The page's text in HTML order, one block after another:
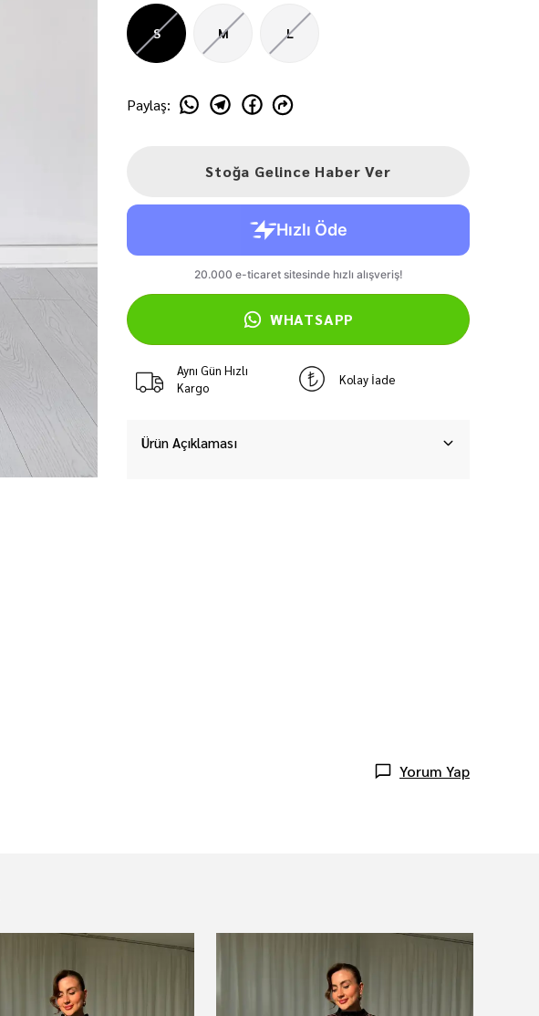
S M L
Paylaş:
Stoğa Gelince Haber Ver
WHATSAPP
Aynı Gün Hızlı
Kargo
Kolay İade
Ürün Açıklaması
Yorum Yap